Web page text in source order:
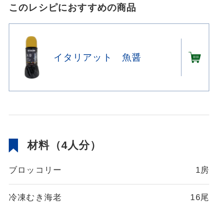
このレシピにおすすめの商品
イタリアット 魚醤
材料（4人分）
ブロッコリー 1房
冷凍むき海老 16尾